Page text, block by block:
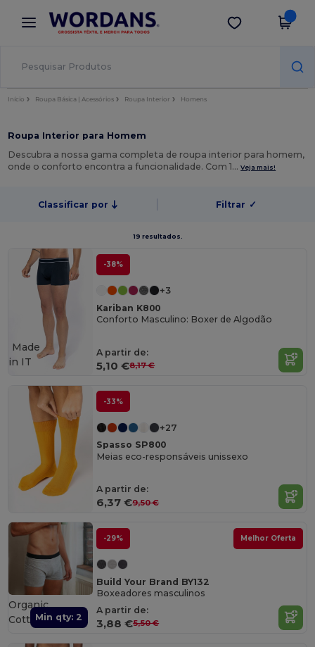
× App Wordans
Melhores preços na app!
Obter app
Início Roupa Básica | Acessórios Roupa Interior Homens
Roupa Interior para Homem
Descubra a nossa gama completa de roupa interior para homem,
onde o conforto encontra a funcionalidade. Com 1…Veja mais!
Classificar por Filtrar ✓
19 resultados.
-38%
+3
Kariban K800
Conforto Masculino: Boxer de Algodão
A partir de:
5,10 €8,17 €
Made
in IT
-33%
+27
Spasso SP800
Meias eco-responsáveis unissexo
A partir de:
6,37 €9,50 €
Min qty: 2
-29% Melhor Oferta
Build Your Brand BY132
Boxeadores masculinos
A partir de:
3,88 €5,50 €
Organic
Cotton